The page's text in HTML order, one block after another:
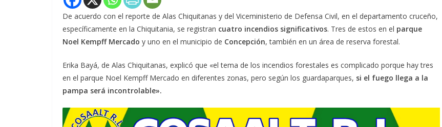
De acuerdo con el reporte de Alas Chiquitanas y del Viceministerio de Defensa Civil, en el departamento cruceño,
específicamente en la Chiquitania, se registran cuatro incendios significativos. Tres de estos en el parque
Noel Kempff Mercado y uno en el municipio de Concepción, también en un área de reserva forestal.
Erika Bayá, de Alas Chiquitanas, explicó que «el tema de los incendios forestales es complicado porque hay tres
en el parque Noel Kempff Mercado en diferentes zonas, pero según los guardaparques, si el fuego llega a la
pampa será incontrolable».